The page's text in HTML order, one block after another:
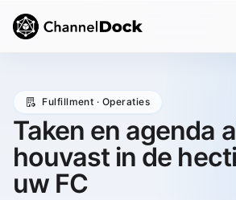
Fulfillment · Operaties
Taken en agenda
houvast in de
uw FC